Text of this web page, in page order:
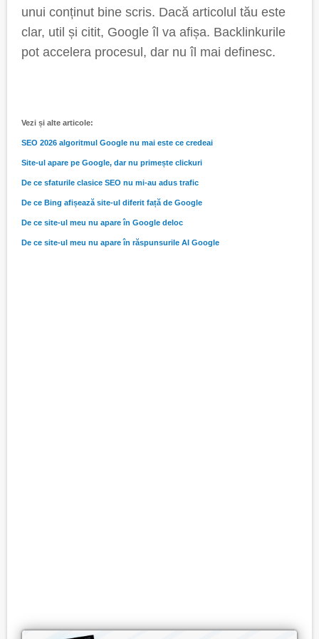
unui conținut bine scris. Dacă articolul tău este
clar, util și citit, Google îl va afișa. Backlinkurile
pot accelera procesul, dar nu îl mai definesc.
Vezi și alte articole:
SEO 2026 algoritmul Google nu mai este ce credeai
Site-ul apare pe Google, dar nu primește clickuri
De ce sfaturile clasice SEO nu mi-au adus trafic
De ce Bing afișează site-ul diferit față de Google
De ce site-ul meu nu apare în Google deloc
De ce site-ul meu nu apare în răspunsurile AI Google